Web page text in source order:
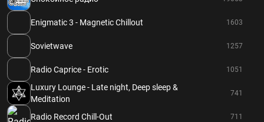
Enigmatic 3 - Magnetic Chillout 1603
Sovietwave 1257
Radio Caprice - Erotic 1051
Luxury Lounge - Late night, Deep sleep &
Meditation
741
Radio Record Chill-Out 711